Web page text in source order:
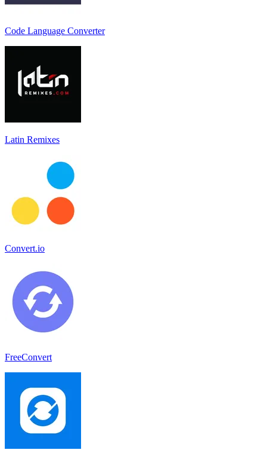
Code Language Converter
Latin Remixes
Convert.io
FreeConvert